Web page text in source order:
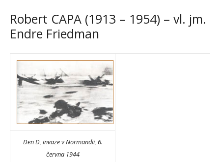
Robert CAPA (1913 – 1954) – vl. jm.
Endre Friedman
Den D, invaze v Normandii, 6.
června 1944